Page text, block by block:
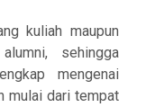
kuliah maupun
sehingga
mengenai
mulai dari tempat